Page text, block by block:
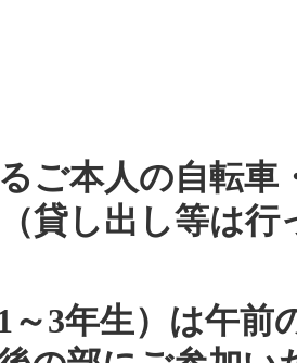
ご本人の自転
貸し出し等は行
～3年生）は午前